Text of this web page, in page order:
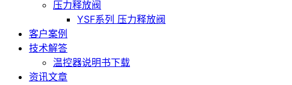
压力释放阀
YSF系列 压力释放阀
客户案例
技术解答
温控器说明书下载
资讯文章